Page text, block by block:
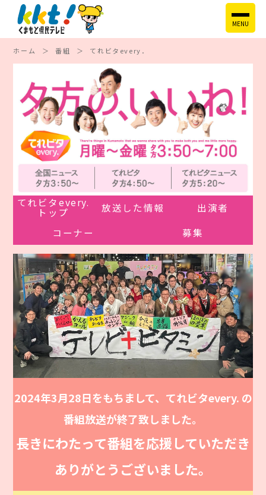
MENU
ホーム 番組 てれビタevery．
てれビタevery.
トップ 放送した情報
出演者
コーナー
募集
2024年3月28日をもちまして、てれビタevery. の
番組放送が終了致しました。
長きにわたって番組を応援していただき
ありがとうございました。